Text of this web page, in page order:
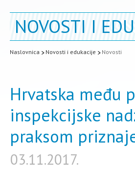
NOVOSTI I
Naslovnica Novosti i edukacije Novosti
Hrvatska među
inspekcijske
praksom
03.11.2017.